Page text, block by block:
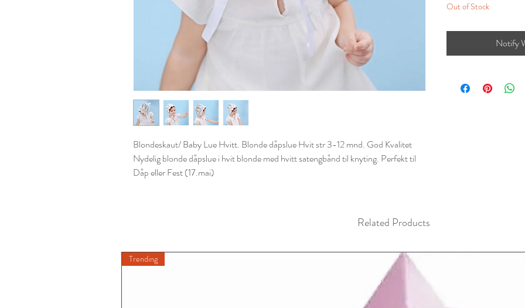
Blondeskaut/ Baby Lue Hvitt. Blonde dåpslue Hvit str 3-12 mnd. God Kvalitet
Nydelig blonde dåpslue i hvit blonde med hvitt satengbånd til knyting. Perfekt til
Dåp eller Fest (17.mai)
Out of Stock
Notify
Related Products
Trending